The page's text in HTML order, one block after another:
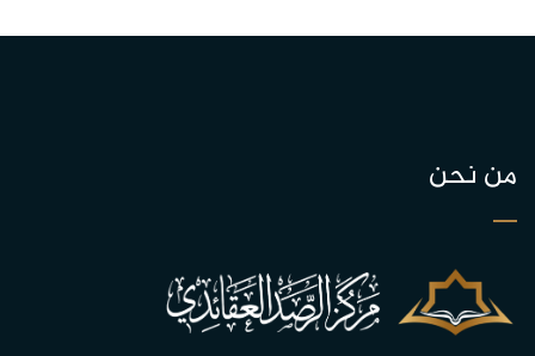
من نحن